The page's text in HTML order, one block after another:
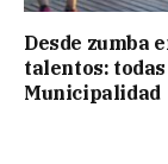
Desde zumba
talentos:
Municipalidad